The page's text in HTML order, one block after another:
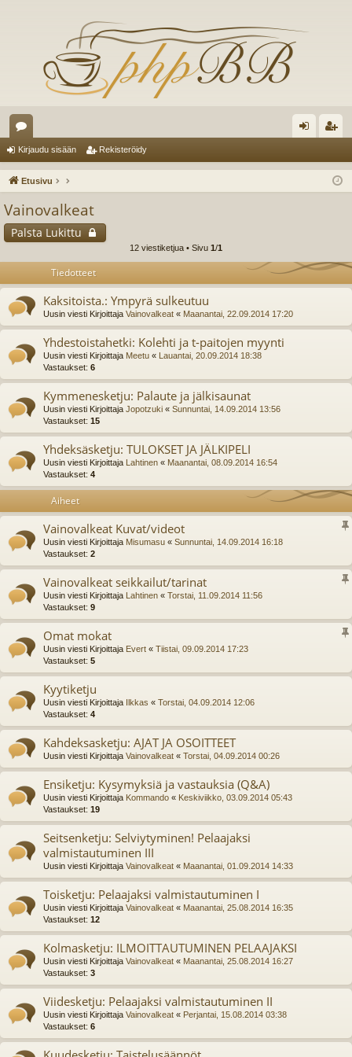
es
ku
ua
ee
t
au
än
ist
Kirjaudu sisään Rekisteröidy
Etusivu
Vainovalkeat
Palsta Lukittu
12 viestiketjua • Sivu 1/1
Tiedotteet
Kaksitoista.: Ympyrä sulkeutuu
Uusin viesti Kirjoittaja Vainovalkeat « Maanantai, 22.09.2014 17:20
Yhdestoistahetki: Kolehti ja t-paitojen myynti
Uusin viesti Kirjoittaja Meetu « Lauantai, 20.09.2014 18:38
Vastaukset: 6
Kymmenesketju: Palaute ja jälkisaunat
Uusin viesti Kirjoittaja Jopotzuki « Sunnuntai, 14.09.2014 13:56
Vastaukset: 15
Yhdeksäsketju: TULOKSET JA JÄLKIPELI
Uusin viesti Kirjoittaja Lahtinen « Maanantai, 08.09.2014 16:54
Vastaukset: 4
Aiheet
Vainovalkeat Kuvat/videot
Uusin viesti Kirjoittaja Misumasu « Sunnuntai, 14.09.2014 16:18
Vastaukset: 2
Vainovalkeat seikkailut/tarinat
Uusin viesti Kirjoittaja Lahtinen « Torstai, 11.09.2014 11:56
Vastaukset: 9
Omat mokat
Uusin viesti Kirjoittaja Evert « Tiistai, 09.09.2014 17:23
Vastaukset: 5
Kyytiketju
Uusin viesti Kirjoittaja Ilkkas « Torstai, 04.09.2014 12:06
Vastaukset: 4
Kahdeksasketju: AJAT JA OSOITTEET
Uusin viesti Kirjoittaja Vainovalkeat « Torstai, 04.09.2014 00:26
Ensiketju: Kysymyksiä ja vastauksia (Q&A)
Uusin viesti Kirjoittaja Kommando « Keskiviikko, 03.09.2014 05:43
Vastaukset: 19
Seitsenketju: Selviytyminen! Pelaajaksi
valmistautuminen III
Uusin viesti Kirjoittaja Vainovalkeat « Maanantai, 01.09.2014 14:33
Toisketju: Pelaajaksi valmistautuminen I
Uusin viesti Kirjoittaja Vainovalkeat « Maanantai, 25.08.2014 16:35
Vastaukset: 12
Kolmasketju: ILMOITTAUTUMINEN PELAAJAKSI
Uusin viesti Kirjoittaja Vainovalkeat « Maanantai, 25.08.2014 16:27
Vastaukset: 3
Viidesketju: Pelaajaksi valmistautuminen II
Uusin viesti Kirjoittaja Vainovalkeat « Perjantai, 15.08.2014 03:38
Vastaukset: 6